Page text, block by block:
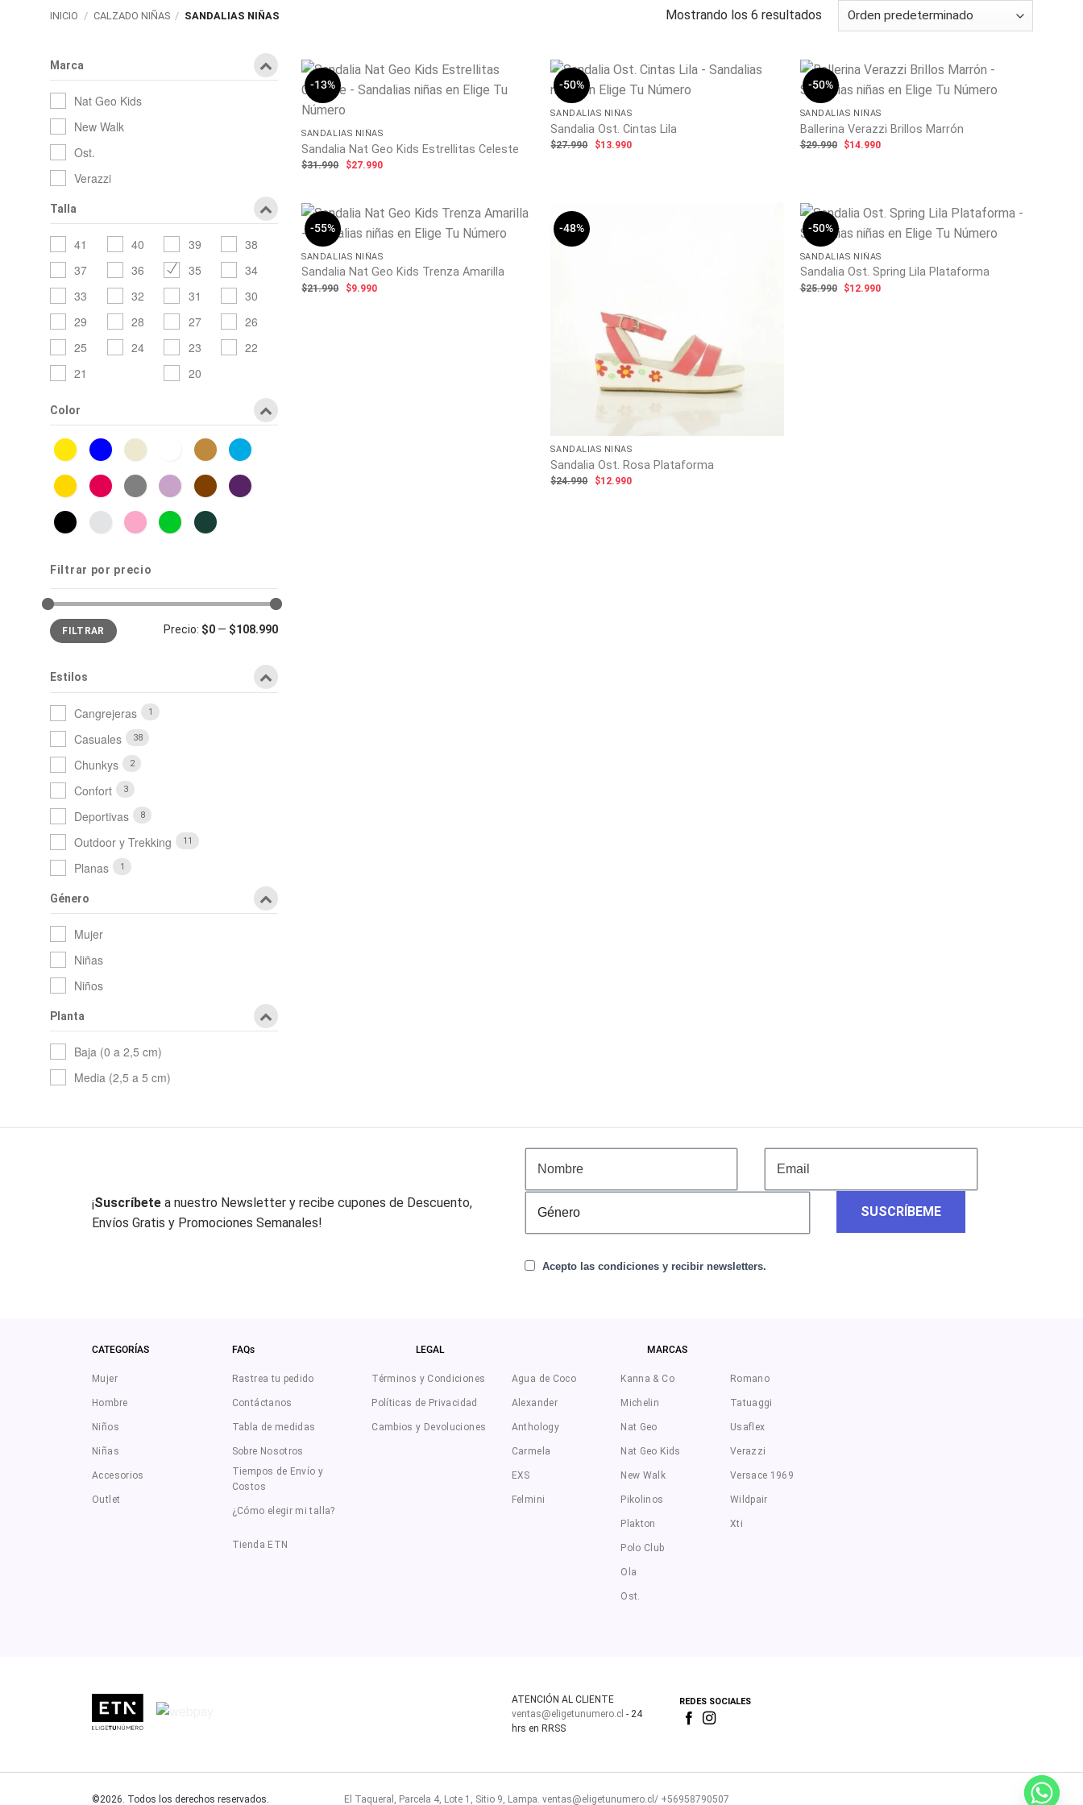
INICIO / CALZADO NIÑAS / SANDALIAS NIÑAS Mostrando los 6 resultados
Marca
Nat Geo Kids
New Walk
Ost.
Verazzi
Talla
41 40 39
38
37
36 35
34
33
32 31
30
29
28 27
26
25
24 23
22
21
20
Color
Filtrar por precio
Precio
mínimo
Precio
máximo
FILTRAR Precio: $0— $108.990
Estilos
Cangrejeras 1
Casuales 38
Chunkys 2
Confort 3
Deportivas 8
Outdoor y Trekking 11
Planas 1
Género
Mujer
Niñas
Niños
Planta
Baja (0 a 2,5 cm)
Media (2,5 a 5 cm)
-13%
SANDALIAS NIÑAS
Sandalia Nat Geo Kids Estrellitas Celeste
$31.990
El
$31.990.
$27.990El
$27.990.
-50%
SANDALIAS NIÑAS
Sandalia Ost. Cintas Lila
$27.990
El
$13.990El
-50%
SANDALIAS NIÑAS
Ballerina Verazzi Brillos Marrón
$29.990
El
$14.990El
-55%
SANDALIAS NIÑAS
Sandalia Nat Geo Kids Trenza Amarilla
$21.990
El
$9.990El
-48%
SANDALIAS NIÑAS
Sandalia Ost. Rosa Plataforma
$24.990
El
$12.990El
-50%
SANDALIAS NIÑAS
Sandalia Ost. Spring Lila Plataforma
$25.990
El
$12.990El
¡Suscríbetea nuestro Newsletter y recibe cupones de Descuento,
Envíos Gratis y Promociones Semanales!
SUSCRÍBEME
Acepto las condiciones y recibir newsletters.
CATEGORÍAS
Mujer
Hombre
Niños
Niñas
Accesorios
Outlet
FAQs
Rastrea tu pedido
Contáctanos
Tabla de medidas
Sobre Nosotros
Tiempos de Envío y
Costos
¿Cómo elegir mi talla?
Tienda ETN
LEGAL
Términos y Condiciones
Políticas de Privacidad
Cambios y Devoluciones
MARCAS
Agua de Coco
Alexander
Anthology
Carmela
EXS
Felmini
Kanna & Co
Michelin
Nat Geo
Nat Geo Kids
New Walk
Pikolinos
Plakton
Polo Club
Ola
Ost.
Romano
Tatuaggi
Usaflex
Verazzi
Versace 1969
Wildpair
Xti
ATENCIÓN AL CLIENTE
ventas@eligetunumero.cl - 24
hrs en RRSS
REDES SOCIALES
©2026. Todos los derechos reservados. El Taqueral, Parcela 4, Lote 1, Sitio 9, Lampa. ventas@eligetunumero.cl/ +56958790507